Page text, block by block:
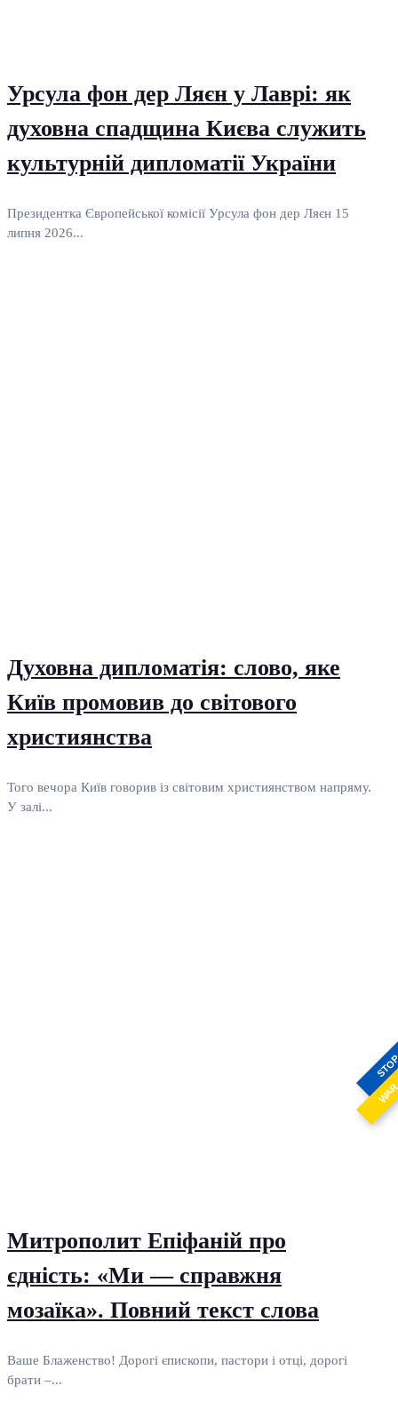
Урсула фон дер Ляєн у Лаврі: як
духовна спадщина Києва служить
культурній дипломатії України
Президентка Європейської комісії Урсула фон дер Ляєн 15
липня 2026...
Духовна дипломатія: слово, яке
Київ промовив до світового
християнства
Того вечора Київ говорив із світовим християнством напряму.
У залі...
Митрополит Епіфаній про
єдність: «Ми — справжня
мозаїка». Повний текст слова
Ваше Блаженство! Дорогі єпископи, пастори і отці, дорогі
брати –...